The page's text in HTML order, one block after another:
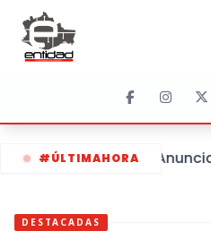
#ÚLTIMAHORA
DESTACADAS